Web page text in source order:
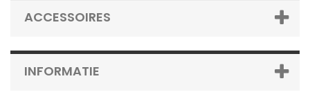
ACCESSOIRES
INFORMATIE